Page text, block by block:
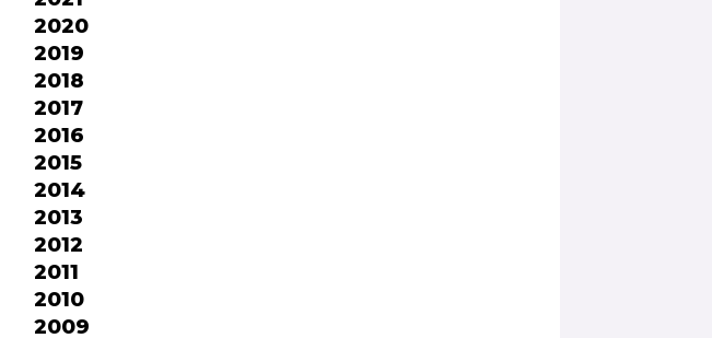
2020
2019
2018
2017
2016
2015
2014
2013
2012
2011
2010
2009